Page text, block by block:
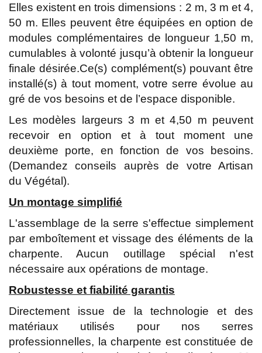
Elles existent en trois dimensions : 2 m, 3 m et 4,
50 m. Elles peuvent être équipées en option de
modules complémentaires de longueur 1,50 m,
cumulables à volonté jusqu’à obtenir la longueur
finale désirée.Ce(s) complément(s) pouvant être
installé(s) à tout moment, votre serre évolue au
gré de vos besoins et de l’espace disponible.
Les modèles largeurs 3 m et 4,50 m peuvent
recevoir en option et à tout moment une
deuxième porte, en fonction de vos besoins.
(Demandez conseils auprès de votre Artisan
du Végétal).
Un montage simplifié
L'assemblage de la serre s'effectue simplement
par emboîtement et vissage des éléments de la
charpente. Aucun outillage spécial n'est
nécessaire aux opérations de montage.
Robustesse et fiabilité garantis
Directement issue de la technologie et des
matériaux utilisés pour nos serres
professionnelles, la charpente est constituée de